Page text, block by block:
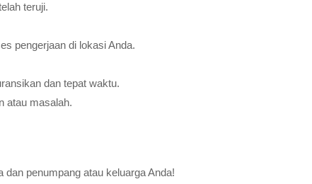
teruji.
pengerjaan di lokasi Anda.
dan tepat waktu.
atau masalah.
penumpang atau keluarga Anda!